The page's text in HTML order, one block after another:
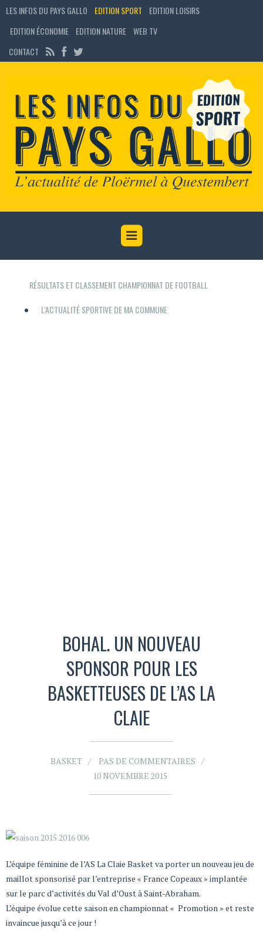
LES INFOS DU PAYS GALLO EDITION SPORT
EDITION LOISIRS
EDITION ÉCONOMIE
EDITION NATURE WEB TV
CONTACT
RÉSULTATS ET CLASSEMENT CHAMPIONNAT DE FOOTBALL
L'ACTUALITÉ SPORTIVE DE MA COMMUNE
BOHAL. UN NOUVEAU
SPONSOR POUR LES
BASKETTEUSES DE L’AS LA
CLAIE
BASKET
PAS DE COMMENTAIRES
10 NOVEMBRE 2015
L’équipe féminine de l’AS La Claie Basket va porter un nouveau jeu de
maillot sponsorisé par l’entreprise « France Copeaux » implantée
sur le parc d’activités du Val d’Oust à Saint-Abraham.
L’équipe évolue cette saison en championnat « Promotion » et reste
invaincue jusqu’à ce jour !